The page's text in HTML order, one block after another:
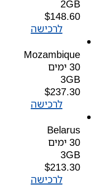
2GB
$148.60
לרכישה
Mozambique
30 ימים
3GB
$237.30
לרכישה
Belarus
30 ימים
3GB
$213.30
לרכישה